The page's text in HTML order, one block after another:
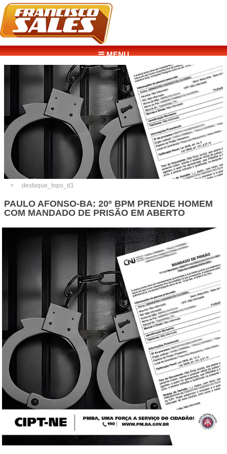
☰ MENU
destaque_topo_d1
PAULO AFONSO-BA: 20º BPM PRENDE HOMEM
COM MANDADO DE PRISÃO EM ABERTO